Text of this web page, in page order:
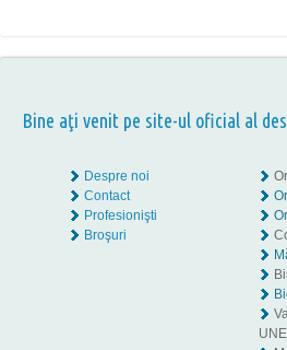
Bine aţi venit pe site-ul oficial al
Despre noi
Contact
Profesionişti
Broşuri